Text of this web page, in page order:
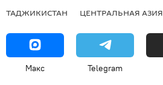
ТАДЖИКИСТАН ЦЕНТРАЛЬНАЯ АЗИЯ
Макс Telegram